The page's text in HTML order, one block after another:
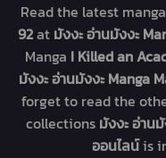
Read the latest manga
92at มังงะ อ่านมังงะ
Manga I Killed an
มังงะ อ่านมังงะ Manga
forget to read the
collections มังงะ อ่าน
ออนไลน์is